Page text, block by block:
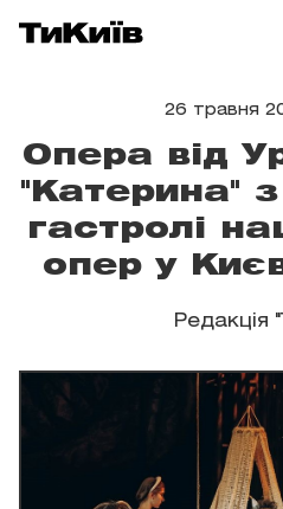
26 травня
Опера від
"Катерина"
гастролі
опер у
Редакція